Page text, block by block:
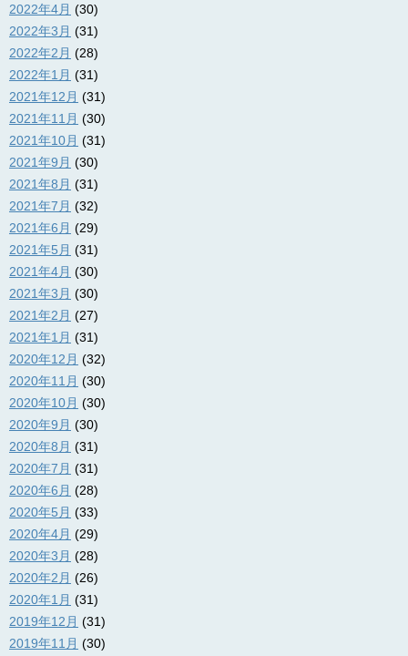
2022年4月 (30)
2022年3月 (31)
2022年2月 (28)
2022年1月 (31)
2021年12月 (31)
2021年11月 (30)
2021年10月 (31)
2021年9月 (30)
2021年8月 (31)
2021年7月 (32)
2021年6月 (29)
2021年5月 (31)
2021年4月 (30)
2021年3月 (30)
2021年2月 (27)
2021年1月 (31)
2020年12月 (32)
2020年11月 (30)
2020年10月 (30)
2020年9月 (30)
2020年8月 (31)
2020年7月 (31)
2020年6月 (28)
2020年5月 (33)
2020年4月 (29)
2020年3月 (28)
2020年2月 (26)
2020年1月 (31)
2019年12月 (31)
2019年11月 (30)